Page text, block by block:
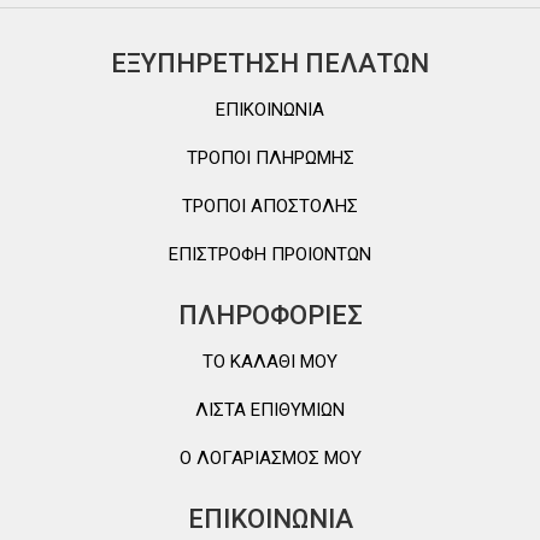
ΕΞΥΠΗΡΕΤΗΣΗ ΠΕΛΑΤΩΝ
ΕΠΙΚΟΙΝΩΝΙΑ
ΤΡΟΠΟΙ ΠΛΗΡΩΜΗΣ
ΤΡΟΠΟΙ ΑΠΟΣΤΟΛΗΣ
ΕΠΙΣΤΡΟΦΗ ΠΡΟΙΟΝΤΩΝ
ΠΛΗΡΟΦΟΡΙΕΣ
TO ΚΑΛΑΘΙ MOY
ΛΙΣΤΑ ΕΠΙΘΥΜΙΩΝ
Ο ΛΟΓΑΡΙΑΣΜΟΣ ΜΟΥ
ΕΠΙΚΟΙΝΩΝΙΑ